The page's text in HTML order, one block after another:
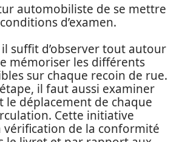
automobiliste de se mettre
d’examen.
suffit d’observer tout autour
mémoriser les différents
sur chaque recoin de rue.
il faut aussi examiner
le déplacement de chaque
Cette initiative
vérification de la conformité